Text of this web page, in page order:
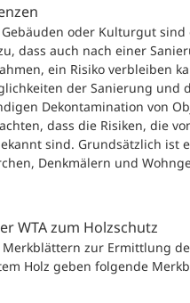
oder Kulturgut
dass auch nach einer
ein Risiko verbleiben
der Sanierung und
Dekontamination von
dass die Risiken, die
sind. Grundsätzlich ist
Denkmälern und
WTA zum Holzschutz
zur Ermittlung
Holz geben folgende